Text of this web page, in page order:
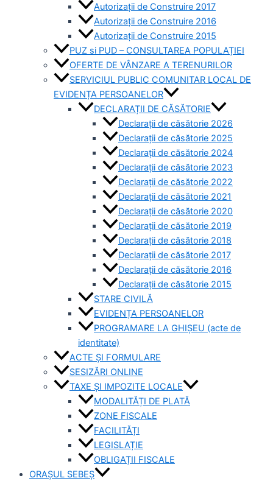
Autorizaţii de Construire 2017
Autorizaţii de Construire 2016
Autorizaţii de Construire 2015
PUZ si PUD – CONSULTAREA POPULAȚIEI
OFERTE DE VÂNZARE A TERENURILOR
SERVICIUL PUBLIC COMUNITAR LOCAL DE
EVIDENȚA PERSOANELOR
DECLARAȚII DE CĂSĂTORIE
Declarații de căsătorie 2026
Declarații de căsătorie 2025
Declarații de căsătorie 2024
Declarații de căsătorie 2023
Declarații de căsătorie 2022
Declarații de căsătorie 2021
Declarații de căsătorie 2020
Declarații de căsătorie 2019
Declarații de căsătorie 2018
Declarații de căsătorie 2017
Declarații de căsătorie 2016
Declarații de căsătorie 2015
STARE CIVILĂ
EVIDENȚA PERSOANELOR
PROGRAMARE LA GHIȘEU (acte de
identitate)
ACTE ȘI FORMULARE
SESIZĂRI ONLINE
TAXE ȘI IMPOZITE LOCALE
MODALITĂȚI DE PLATĂ
ZONE FISCALE
FACILITĂȚI
LEGISLAȚIE
OBLIGAȚII FISCALE
ORAȘUL SEBEȘ